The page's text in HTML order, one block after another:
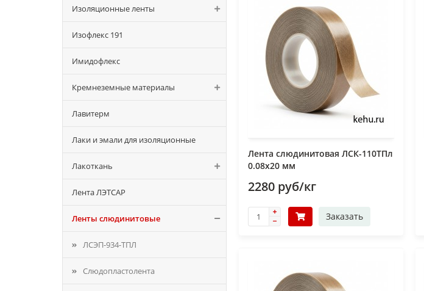
Изоляционные ленты
Изофлекс 191
Имидофлекс
Кремнеземные материалы
Лавитерм
Лаки и эмали для изоляционные
Лакоткань
Лента ЛЭТСАР
Ленты слюдинитовые
ЛСЭП-934-ТПЛ
Слюдопластолента
Лента слюдинитовая ЛСК-110ТПл
0.08х20 мм
2280 руб/кг
Заказать